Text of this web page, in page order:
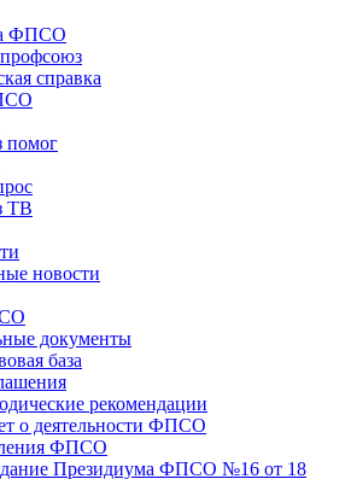
ФПСО
справка
помог
ТВ
новости
документы
база
рекомендации
о деятельности ФПСО
ФПСО
Президиума ФПСО №16 от 18